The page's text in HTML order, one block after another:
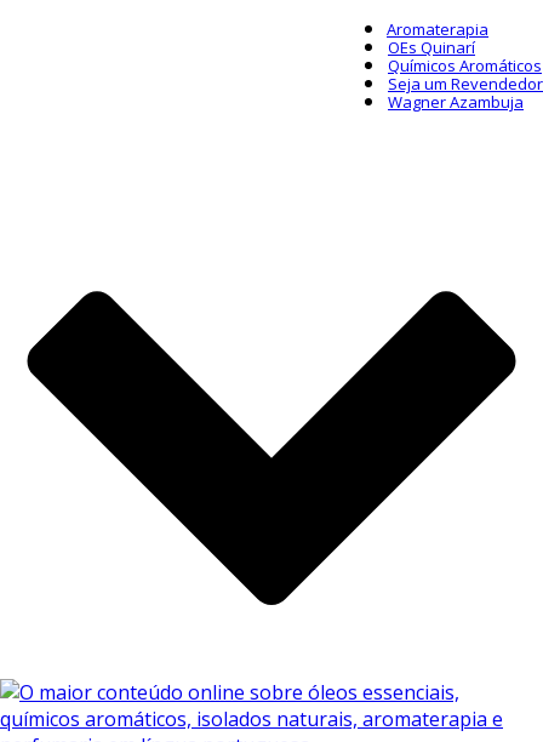
Aromaterapia
OEs Quinarí
Químicos Aromáticos
Seja um Revendedor
Wagner Azambuja